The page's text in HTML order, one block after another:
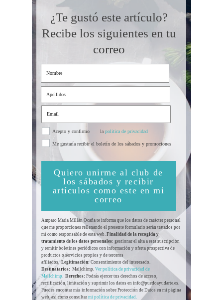
la politica de privacidad
Amparo María Millán Ocaña te informa que los datos de carácter personal
que me proporciones rellenando el presente formulario serán tratados por
mí como responsable de esta web. Finalidad de la recogida y
tratamiento de los datos personales: gestionar el alta a esta suscripción
y remitir boletines periódicos con información y oferta prospectiva de
productos o servicios propios y de terceros
afiliados.Legitimación:Consentimiento del interesado.
Destinatarios: Mailchimp. Ver política de privacidad de
Mailchimp. Derechos: Podrás ejercer tus derechos de acceso,
rectificación, limitación y suprimir los datos en info@puedoayudarte.es.
Puedes encontar más información sobre Protección de Datos en mi página
web, así como consultar mi política de privacidad.
¿Te gustó este artículo?
Recibe los siguientes en tu
correo
Acepto y confirmo
Me gustaría recibir el boletín de los sábados y promociones
Quiero unirme al club de
los sábados y recibir
artículos como este en mi
correo